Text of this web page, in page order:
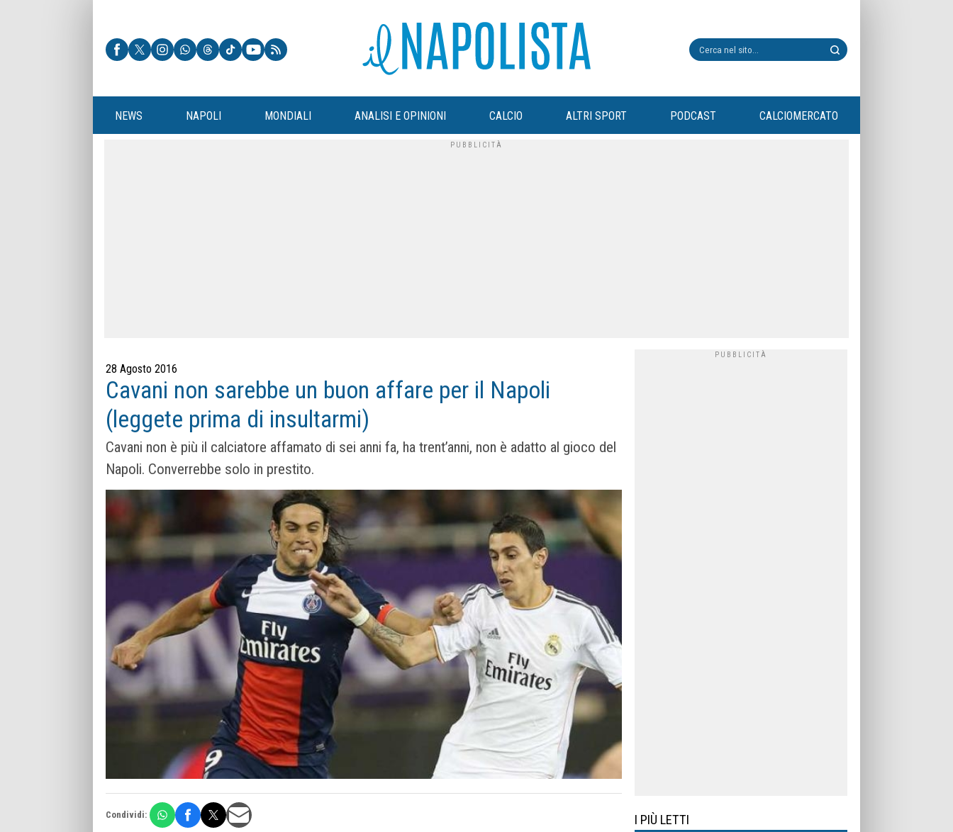
NEWS NAPOLI MONDIALI ANALISI E OPINIONI CALCIO ALTRI SPORT PODCAST CALCIOMERCATO
28 Agosto 2016
Cavani non sarebbe un buon affare per il Napoli
(leggete prima di insultarmi)
Cavani non è più il calciatore affamato di sei anni fa, ha trent’anni, non è adatto al gioco del
Napoli. Converrebbe solo in prestito.
Condividi: I PIÙ LETTI